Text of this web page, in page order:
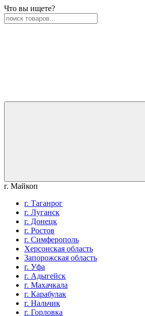
Что вы ищете?
г. Майкоп
г. Таганрог
г. Луганск
г. Донецк
г. Ростов
г. Симферополь
Херсонская область
Запорожская область
г. Уфа
г. Адыгейск
г. Махачкала
г. Карабулак
г. Нальчик
г. Горловка